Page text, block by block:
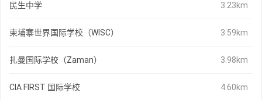
民生中学 3.23km
柬埔寨世界国际学校（WISC） 3.59km
扎曼国际学校（Zaman） 3.98km
CIA FIRST 国际学校 4.60km